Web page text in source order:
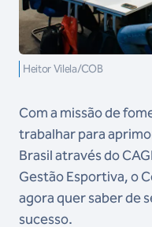
Heitor Vilela/COB
Com a missão de
trabalhar para
Brasil através do
Gestão Esportiva, o
agora quer saber de
sucesso.